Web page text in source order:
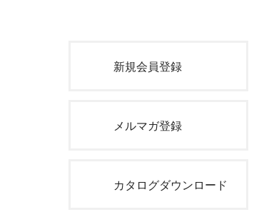
新規会員登録
メルマガ登録
カタログダウンロード